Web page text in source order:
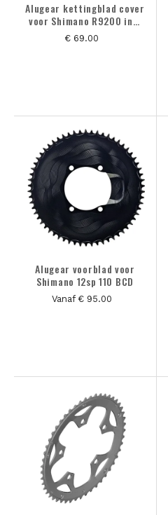
Alugear kettingblad cover
voor Shimano R9200 incl
powermeter
€ 69.00
Alugear voorblad voor
Shimano 12sp 110 BCD
Vanaf € 95.00